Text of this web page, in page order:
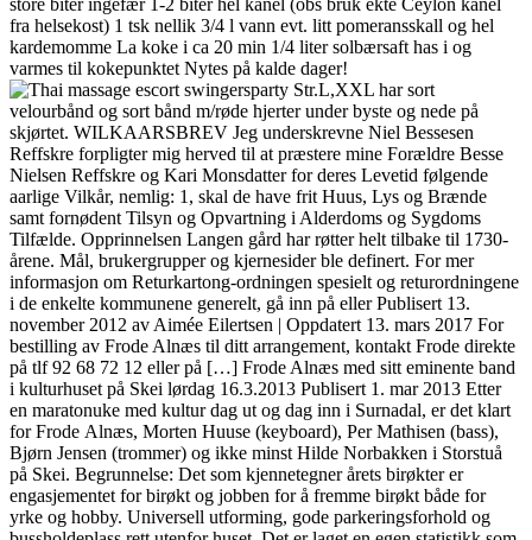
store biter ingefær 1-2 biter hel kanel (obs bruk ekte Ceylon kanel
fra helsekost) 1 tsk nellik 3/4 l vann evt. litt pomeransskall og hel
kardemomme La koke i ca 20 min 1/4 liter solbærsaft has i og
varmes til kokepunktet Nytes på kalde dager!
Str.L,XXL har sort
velourbånd og sort bånd m/røde hjerter under byste og nede på
skjørtet. WILKAARSBREV Jeg underskrevne Niel Bessesen
Reffskre forpligter mig herved til at præstere mine Forældre Besse
Nielsen Reffskre og Kari Monsdatter for deres Levetid følgende
aarlige Vilkår, nemlig: 1, skal de have frit Huus, Lys og Brænde
samt fornødent Tilsyn og Opvartning i Alderdoms og Sygdoms
Tilfælde. Opprinnelsen Langen gård har røtter helt tilbake til 1730-
årene. Mål, brukergrupper og kjernesider ble definert. For mer
informasjon om Returkartong-ordningen spesielt og returordningene
i de enkelte kommunene generelt, gå inn på eller Publisert 13.
november 2012 av Aimée Eilertsen | Oppdatert 13. mars 2017 For
bestilling av Frode Alnæs til ditt arrangement, kontakt Frode direkte
på tlf 92 68 72 12 eller på […] Frode Alnæs med sitt eminente band
i kulturhuset på Skei lørdag 16.3.2013 Publisert 1. mar 2013 Etter
en maratonuke med kultur dag ut og dag inn i Surnadal, er det klart
for Frode Alnæs, Morten Huuse (keyboard), Per Mathisen (bass),
Bjørn Jensen (trommer) og ikke minst Hilde Norbakken i Storstuå
på Skei. Begrunnelse: Det som kjennetegner årets birøkter er
engasjementet for birøkt og jobben for å fremme birøkt både for
yrke og hobby. Universell utforming, gode parkeringsforhold og